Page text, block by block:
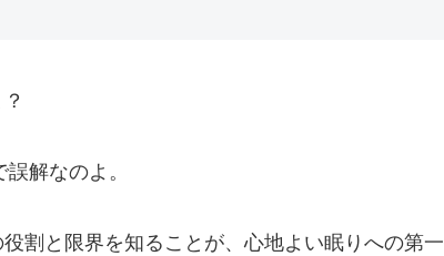
解なのよ。
割と限界を知ることが、心地よい眠りへの第一